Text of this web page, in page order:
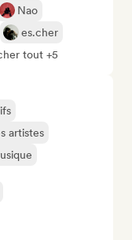
Nao
es.cher
tout +5
artistes